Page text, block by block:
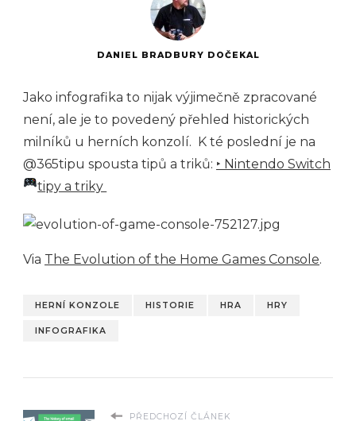
DANIEL BRADBURY DOČEKAL
Jako infografika to nijak výjimečně zpracované
není, ale je to povedený přehled historických
milníků u herních konzolí. K té poslední je na
@365tipu spousta tipů a triků: ‣ Nintendo Switch
tipy a triky
Via The Evolution of the Home Games Console.
HERNÍ KONZOLE HISTORIE HRA HRY
INFOGRAFIKA
PŘEDCHOZÍ ČLÁNEK